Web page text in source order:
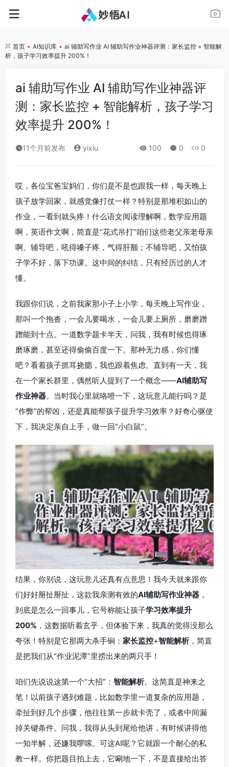
首页 • AI知识库 • ai 辅助写作业 AI 辅助写作业神器评测：家长监控 + 智能解
析，孩子学习效率提升 200%！
ai 辅助写作业 AI 辅助写作业神器评
测：家长监控 + 智能解析，孩子学习
效率提升 200%！
11个月前发布 yixiu 100 0 0
哎，各位宝爸宝妈们，你们是不是也跟我一样，每天晚上
孩子放学回家，就感觉像打仗一样？特别是那堆积如山的
作业，一看到就头疼！什么语文阅读理解啊，数学应用题
啊，英语作文啊，简直是“花式吊打”咱们这些老父亲老母亲
啊。辅导吧，吼得嗓子疼，气得肝颤；不辅导吧，又怕孩
子学不好，落下功课。这中间的纠结，只有经历过的人才
懂。
我跟你们说，之前我家那小子上小学，每天晚上写作业，
那叫一个拖沓，一会儿要喝水，一会儿要上厕所，磨磨蹭
蹭能到十点。一道数学题卡半天，问我，我有时候也得琢
磨琢磨，甚至还得偷偷百度一下。那种无力感，你们懂
吧？看着孩子抓耳挠腮，我也跟着焦虑。直到有一天，我
在一个家长群里，偶然听人提到了一个概念——AI辅助写
作业神器。当时我心里就咯噔一下，这玩意儿能行吗？是
“作弊”的帮凶，还是真能帮孩子提升学习效率？好奇心驱使
下，我决定亲自上手，做一回“小白鼠”。
结果，你别说，这玩意儿还真有点意思！我今天就来跟你
们好好掰扯掰扯，这款我亲测有效的AI辅助写作业神器 ，
到底是怎么一回事儿，它号称能让孩子学习效率提升
200% ，这数据听着玄乎，但体验下来，我真的觉得没那么
夸张！特别是它那两大杀手锏： 家长监控+智能解析，简直
是把我们从“作业泥潭”里捞出来的两只手！
咱们先说说这第一个“大招”： 智能解析。这简直是神来之
笔！以前孩子遇到难题，比如数学里一道复杂的应用题，
牵扯到好几个步骤，他往往第一步就卡壳了，或者中间漏
掉关键条件。问我，我得从头到尾给他讲，有时候讲得他
一知半解，还嫌我啰嗦。可这AI呢？它就跟一个耐心的私
教一样。你把题目拍上去，它唰地一下，不是直接给出答